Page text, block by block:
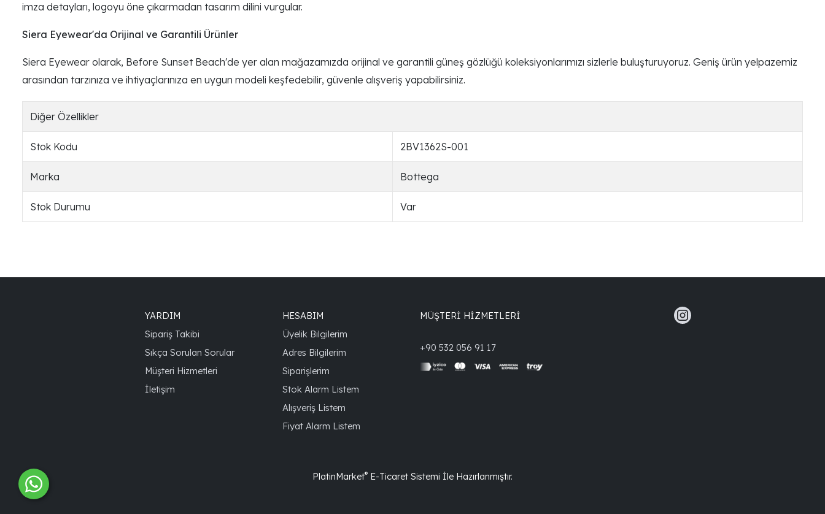
imza detayları, logoyu öne çıkarmadan tasarım dilini vurgular.
Siera Eyewear'da Orijinal ve Garantili Ürünler
Siera Eyewear olarak, Before Sunset Beach'de yer alan mağazamızda orijinal ve garantili güneş gözlüğü koleksiyonlarımızı sizlerle buluşturuyoruz. Geniş ürün yelpazemiz
arasından tarzınıza ve ihtiyaçlarınıza en uygun modeli keşfedebilir, güvenle alışveriş yapabilirsiniz.
Diğer Özellikler
Stok Kodu 2BV1362S-001
Marka Bottega
Stok Durumu Var
YARDIM
Sipariş Takibi
Sıkça Sorulan Sorular
Müşteri Hizmetleri
İletişim
HESABIM
Üyelik Bilgilerim
Adres Bilgilerim
Siparişlerim
Stok Alarm Listem
Alışveriş Listem
Fiyat Alarm Listem
MÜŞTERİ HİZMETLERİ
+90 532 056 91 17
PlatinMarket® E-Ticaret Sistemi İle Hazırlanmıştır.